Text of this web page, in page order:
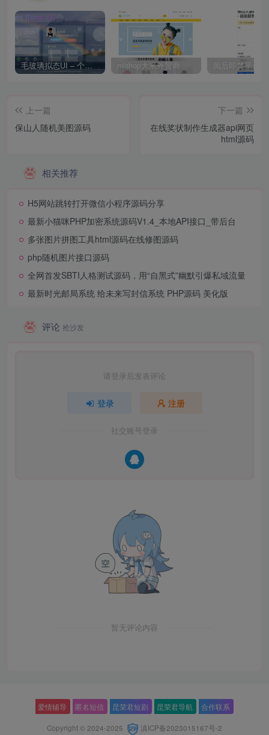
毛玻璃拟态UI – 个人主页（开源版） mishop大米外贸商城系统133种语言版本
上一篇
保山人随机美图源码
下一篇
在线奖状制作生成器api网页
html源码
相关推荐
H5网站跳转打开微信小程序源码分享
最新小猫咪PHP加密系统源码V1.4_本地API接口_带后台
多张图片拼图工具html源码在线修图源码
php随机图片接口源码
全网首发SBTI人格测试源码，用“自黑式”幽默引爆私域流量
最新时光邮局系统 给未来写封信系统 PHP源码 美化版
评论 抢沙发
请登录后发表评论
登录 注册
社交账号登录
暂无评论内容
爱情辅导 匿名短信 昆荣君短剧 昆荣君导航 合作联系
Copyright © 2024-2025 滇ICP备2023015167号-2